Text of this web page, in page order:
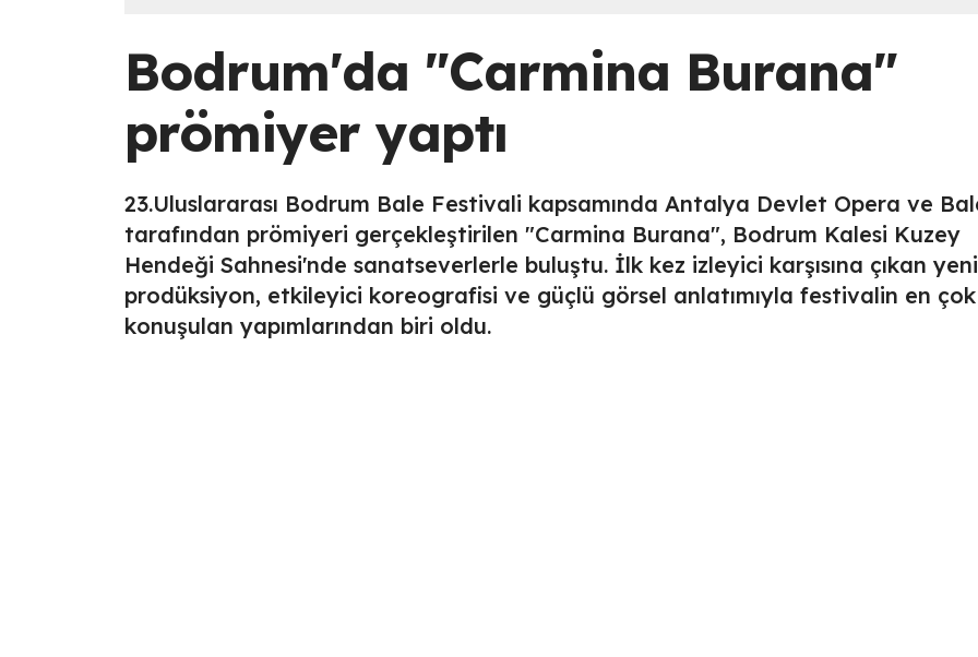
Bodrum'da "Carmina Burana"
prömiyer yaptı
23.Uluslararası Bodrum Bale Festivali kapsamında Antalya Devlet Opera ve
tarafından prömiyeri gerçekleştirilen "Carmina Burana", Bodrum Kalesi Kuzey
Hendeği Sahnesi'nde sanatseverlerle buluştu. İlk kez izleyici karşısına çıkan yeni
prodüksiyon, etkileyici koreografisi ve güçlü görsel anlatımıyla festivalin en çok
konuşulan yapımlarından biri oldu.